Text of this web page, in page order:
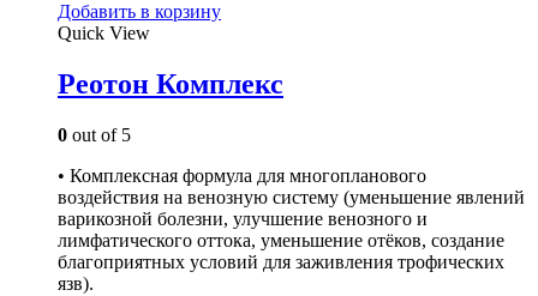
Добавить в корзину
Quick View
Реотон Комплекс
0 out of 5
• Комплексная формула для многопланового
воздействия на венозную систему (уменьшение явлений
варикозной болезни, улучшение венозного и
лимфатического оттока, уменьшение отёков, создание
благоприятных условий для заживления трофических
язв).